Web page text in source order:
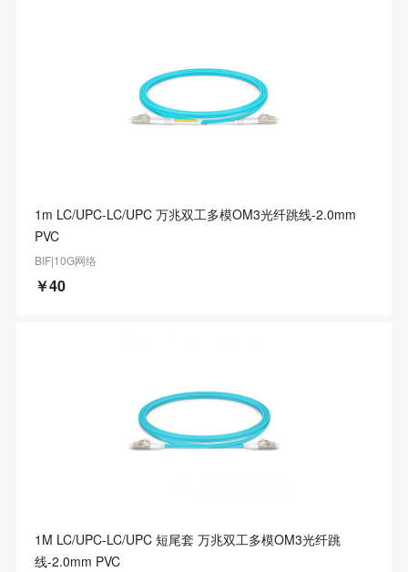
1m LC/UPC-LC/UPC 万兆双工多模OM3光纤跳线-2.0mm
PVC
BIF|10G网络
￥40
1M LC/UPC-LC/UPC 短尾套 万兆双工多模OM3光纤跳
线-2.0mm PVC